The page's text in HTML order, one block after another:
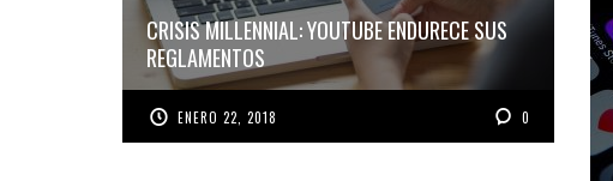
CRISIS MILLENNIAL: YOUTUBE ENDURECE SUS
REGLAMENTOS
ENERO 22, 2018 0